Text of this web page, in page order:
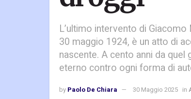
L’ultimo intervento di
30 maggio 1924, è un atto di
nascente. A cento anni da
eterno contro ogni forma di
by Paolo De Chiara 30 Maggio 2025 in